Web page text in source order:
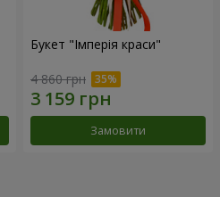
Букет "Імперія краси"
4 860 грн
Замовити